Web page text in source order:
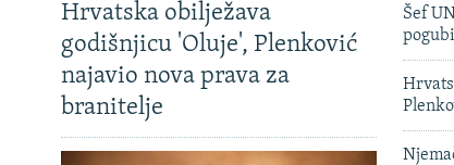
Hrvatska obilježava
godišnjicu 'Oluje', Plenković
najavio nova prava za
branitelje
Šef